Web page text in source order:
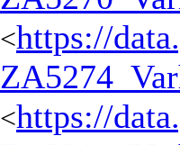
<https://
<https://